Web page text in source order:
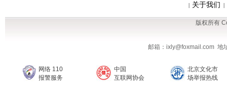
| 关于我们 |
版权所有
邮箱：ixly@foxmail.com 地
网络 110
报警服务
中国
互联网协会
北京文化市
场举报热线